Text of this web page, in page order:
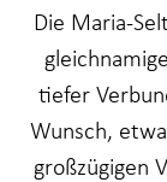
Die Maria-
tiefer
Wunsch,
großzügigen